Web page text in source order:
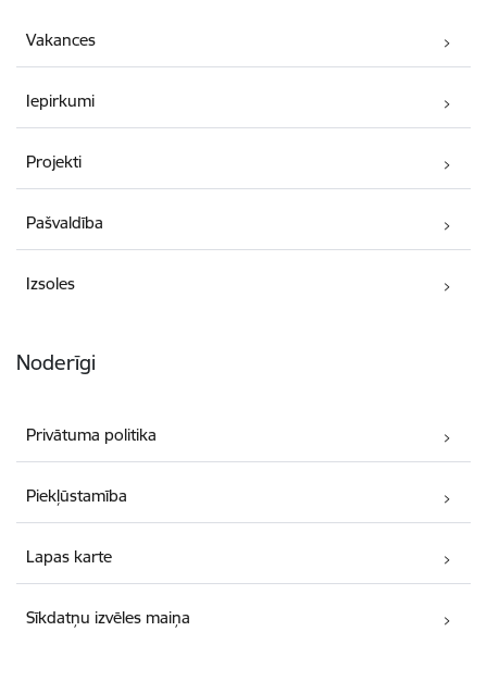
Vakances
Iepirkumi
Projekti
Pašvaldība
Izsoles
Noderīgi
Privātuma politika
Piekļūstamība
Lapas karte
Sīkdatņu izvēles maiņa